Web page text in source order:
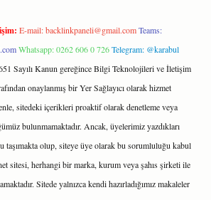
E-mail:backlinkpaneli@gmail.com Teams:
Whatsapp: 0262 606 0 726Telegram: @karabul
Sayılı Kanun gereğince Bilgi Teknolojileri ve İletişim
onaylanmış bir Yer Sağlayıcı olarak hizmet
sitedeki içerikleri proaktif olarak denetleme veya
bulunmamaktadır. Ancak, üyelerimiz yazdıkları
olup, siteye üye olarak bu sorumluluğu kabul
sitesi, herhangi bir marka, kurum veya şahıs şirketi ile
Sitede yalnızca kendi hazırladığımız makaleler